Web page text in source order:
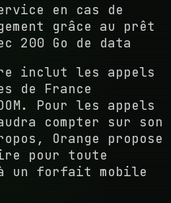
en cas de
grâce au prêt
200 Go de data
inclut les appels
de France
Pour les appels
compter sur son
Orange propose
pour toute
un forfait mobile